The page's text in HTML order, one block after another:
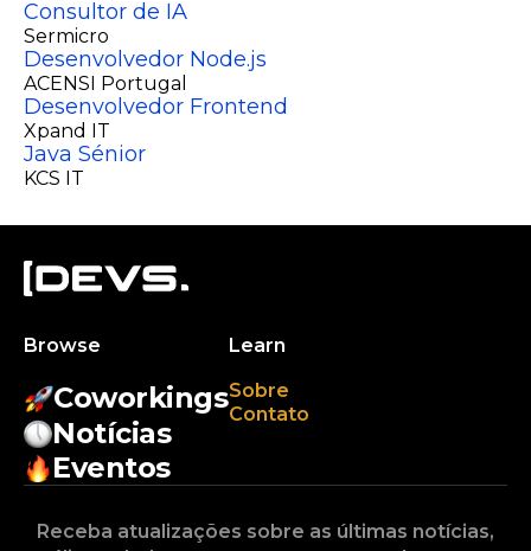
Consultor de IA
Sermicro
Desenvolvedor Node.js
ACENSI Portugal
Desenvolvedor Frontend
Xpand IT
Java Sénior
KCS IT
Browse
Coworkings
Notícias
Eventos
Learn
Sobre
Contato
Receba atualizações sobre as últimas notícias,